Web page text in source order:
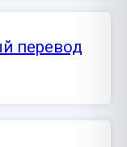
перевод